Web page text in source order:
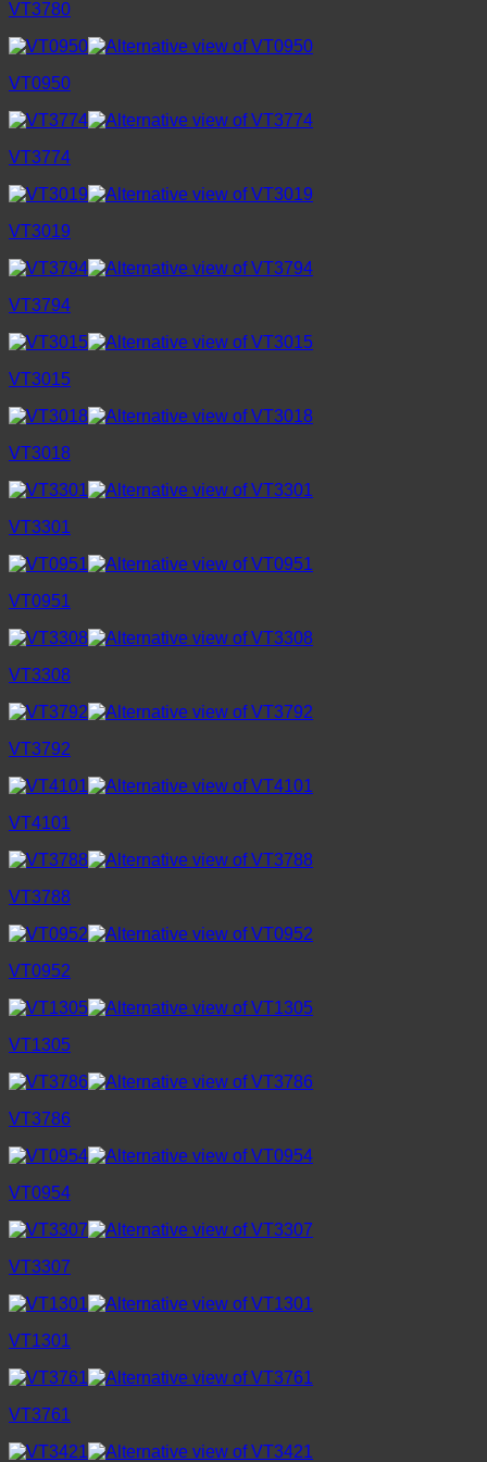
VT3780
VT0950
VT3774
VT3019
VT3794
VT3015
VT3018
VT3301
VT0951
VT3308
VT3792
VT4101
VT3788
VT0952
VT1305
VT3786
VT0954
VT3307
VT1301
VT3761